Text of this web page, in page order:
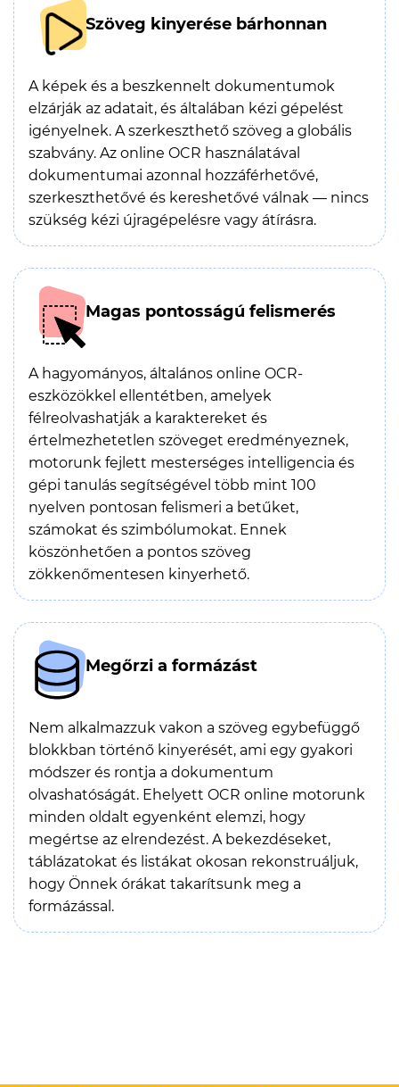
Szöveg kinyerése bárhonnan
A képek és a beszkennelt dokumentumok
elzárják az adatait, és általában kézi gépelést
igényelnek. A szerkeszthető szöveg a globális
szabvány. Az online OCR használatával
dokumentumai azonnal hozzáférhetővé,
szerkeszthetővé és kereshetővé válnak — nincs
szükség kézi újragépelésre vagy átírásra.
Magas pontosságú felismerés
A hagyományos, általános online OCR-
eszközökkel ellentétben, amelyek
félreolvashatják a karaktereket és
értelmezhetetlen szöveget eredményeznek,
motorunk fejlett mesterséges intelligencia és
gépi tanulás segítségével több mint 100
nyelven pontosan felismeri a betűket,
számokat és szimbólumokat. Ennek
köszönhetően a pontos szöveg
zökkenőmentesen kinyerhető.
Megőrzi a formázást
Nem alkalmazzuk vakon a szöveg egybefüggő
blokkban történő kinyerését, ami egy gyakori
módszer és rontja a dokumentum
olvashatóságát. Ehelyett OCR online motorunk
minden oldalt egyenként elemzi, hogy
megértse az elrendezést. A bekezdéseket,
táblázatokat és listákat okosan rekonstruáljuk,
hogy Önnek órákat takarítsunk meg a
formázással.